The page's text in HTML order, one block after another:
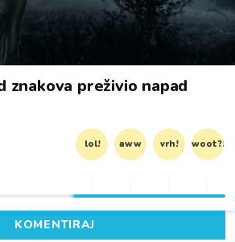
znakova preživio napad
lol! aww vrh! woot?!
KOMENTIRAJ